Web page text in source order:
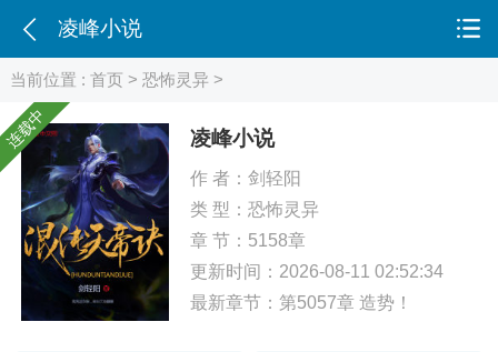
当前位置 :首页 >恐怖灵异 >
连载中 凌峰小说
作 者： 剑轻阳
类 型： 恐怖灵异
章 节：5158章
更新时间：2026-08-11 02:52:34
最新章节： 第5057章 造势！
凌峰小说